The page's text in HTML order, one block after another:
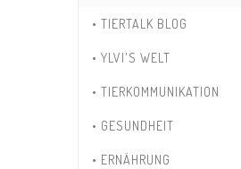
• TIERTALK BLOG
• YLVI'S WELT
• TIERKOMMUNIKATION
• GESUNDHEIT
• ERNÄHRUNG